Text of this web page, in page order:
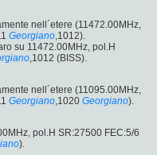
nell´etere (11472.00MHz,
Georgiano,1012).
su 11472.00MHz, pol.H
,1012 (BISS).
nell´etere (11095.00MHz,
Georgiano,1020 Georgiano).
pol.H SR:27500 FEC:5/6
).